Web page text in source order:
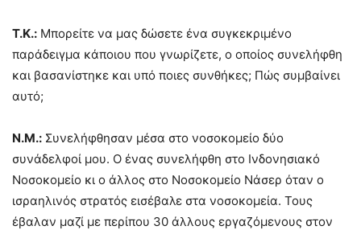
Τ.Κ.: Μπορείτε να μας δώσετε ένα συγκεκριμένο
παράδειγμα κάποιου που γνωρίζετε, ο οποίος συνελήφθη
και βασανίστηκε και υπό ποιες συνθήκες; Πώς συμβαίνει
αυτό;
Ν.Μ.: Συνελήφθησαν μέσα στο νοσοκομείο δύο
συνάδελφοί μου. Ο ένας συνελήφθη στο Ινδονησιακό
Νοσοκομείο κι ο άλλος στο Νοσοκομείο Νάσερ όταν ο
ισραηλινός στρατός εισέβαλε στα νοσοκομεία. Τους
έβαλαν μαζί με περίπου 30 άλλους εργαζόμενους στον